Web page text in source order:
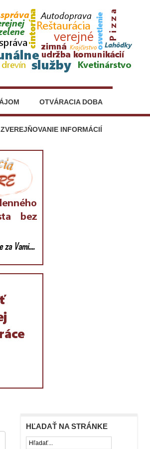
OTVÁRACIA DOBA
ZVEREJŇOVANIE INFORMÁCIÍ
HĽADAŤ NA STRÁNKE